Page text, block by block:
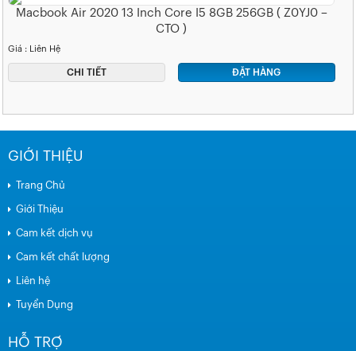
Macbook Air 2020 13 Inch Core I5 8GB 256GB ( Z0YJ0 –
CTO )
Giá : Liên Hệ
CHI TIẾT ĐẶT HÀNG
GIỚI THIỆU
Trang Chủ
Giới Thiệu
Cam kết dịch vụ
Cam kết chất lượng
Liên hệ
Tuyển Dụng
HỖ TRỢ